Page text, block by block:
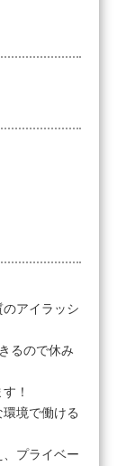
アイラッシ
るので休み
！
境で働ける
プライベー